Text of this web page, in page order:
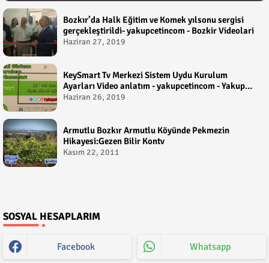
Bozkır’da Halk Eğitim ve Komek yılsonu sergisi
gerçekleştirildi- yakupcetincom - Bozkir Videolari
Haziran 27, 2019
KeySmart Tv Merkezi Sistem Uydu Kurulum
Ayarları Video anlatım - yakupcetincom - Yakup
Çetin
Haziran 26, 2019
Armutlu Bozkır Armutlu Köyünde Pekmezin
Hikayesi:Gezen Bilir Kontv
Kasım 22, 2011
SOSYAL HESAPLARIM
Facebook Whatsapp